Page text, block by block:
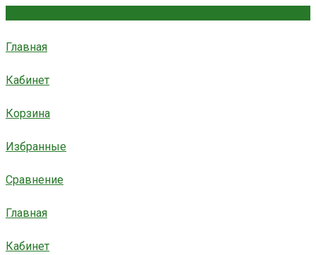
Главная
Кабинет
Корзина
Избранные
Сравнение
Главная
Кабинет